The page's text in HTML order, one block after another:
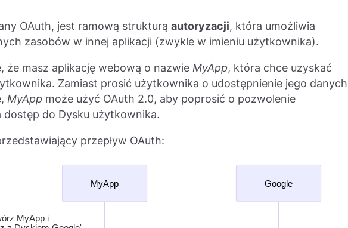
OAuth, jest ramową strukturą autoryzacji, która umożliwia
zasobów w innej aplikacji (zwykle w imieniu użytkownika).
że masz aplikację webową o nazwie MyApp, która chce uzyskać
Zamiast prosić użytkownika o udostępnienie jego danych
MyApp może użyć OAuth 2.0, aby poprosić o pozwolenie
dostęp do Dysku użytkownika.
przepływ OAuth: